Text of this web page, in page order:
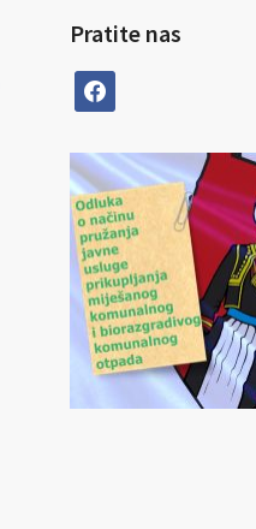
Pratite nas
facebook